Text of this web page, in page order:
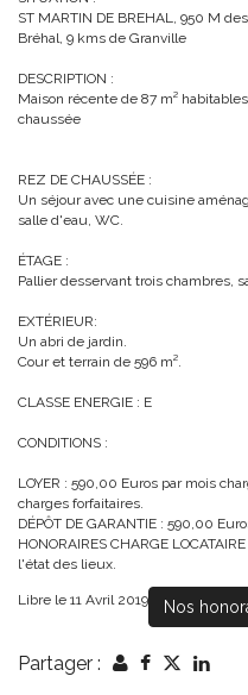
ST MARTIN DE BREHAL, 950 M
Bréhal, 9 kms de Granville
DESCRIPTION :
Maison récente de 87 m²
chaussée
REZ DE CHAUSSÉE :
Un séjour avec une cuisine
salle d'eau, WC.
ÉTAGE :
Pallier desservant trois chambres,
EXTÉRIEUR:
Un abri de jardin.
Cour et terrain de 596 m².
CLASSE ENERGIE : E
CONDITIONS :
LOYER : 590,00 Euros par mois
charges forfaitaires.
DÉPÔT DE GARANTIE : 590,00
HONORAIRES CHARGE
l'état des lieux.
Libre le 11 Avril 2019 Nos
Partager :